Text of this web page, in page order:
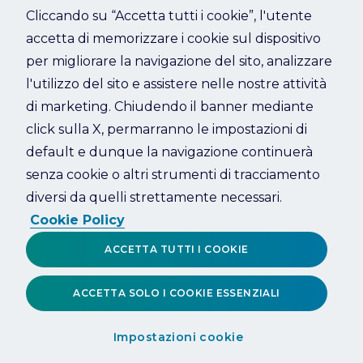
Refresh
Cliccando su “Accetta tutti i cookie”, l'utente
accetta di memorizzare i cookie sul dispositivo
per migliorare la navigazione del sito, analizzare
l'utilizzo del sito e assistere nelle nostre attività
di marketing. Chiudendo il banner mediante
click sulla X, permarranno le impostazioni di
default e dunque la navigazione continuerà
senza cookie o altri strumenti di tracciamento
diversi da quelli strettamente necessari.
Cookie Policy
Impostazioni cookie
ACCETTA SOLO I COOKIE ESSENZIALI
ACCETTA TUTTI I COOKIE